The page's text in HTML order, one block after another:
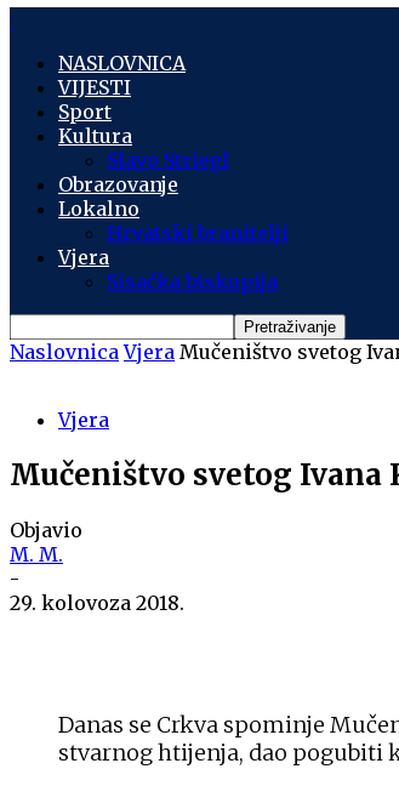
NASLOVNICA
VIJESTI
Sport
Kultura
Slavo Striegl
Obrazovanje
Lokalno
Hrvatski branitelji
Vjera
Sisačka biskupija
Naslovnica Vjera Mučeništvo svetog
Vjera
Mučeništvo svetog Ivana
Objavio
M. M.
-
29. kolovoza 2018.
Danas se Crkva spominje
stvarnog htijenja, dao pogubiti